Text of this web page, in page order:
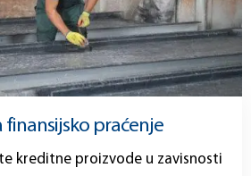
finansijsko praćenje
kreditne proizvode u zavisnosti